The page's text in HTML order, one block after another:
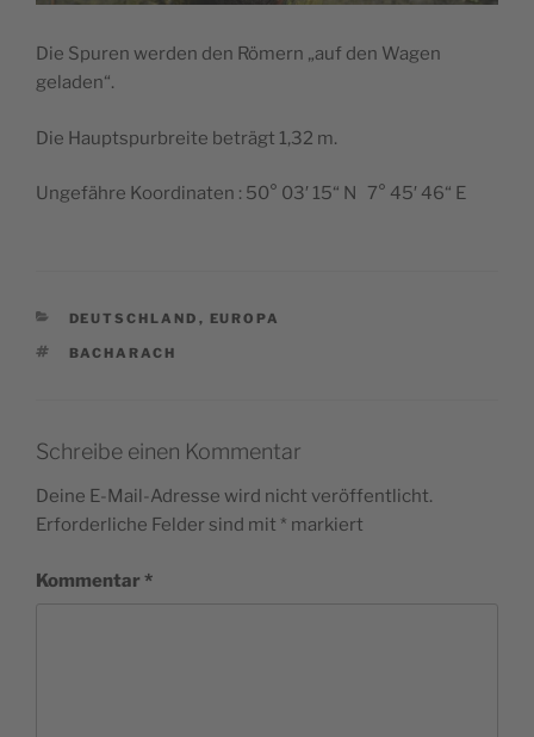
Die Spuren werden den Römern „auf den Wagen
geladen“.
Die Hauptspurbreite beträgt 1,32 m.
Ungefähre Koordinaten : 50° 03′ 15“ N 7° 45′ 46“ E
KATEGORIEN
DEUTSCHLAND , EUROPA
SCHLAGWÖRTER
BACHARACH
Schreibe einen Kommentar
Deine E-Mail-Adresse wird nicht veröffentlicht.
Erforderliche Felder sind mit * markiert
Kommentar *